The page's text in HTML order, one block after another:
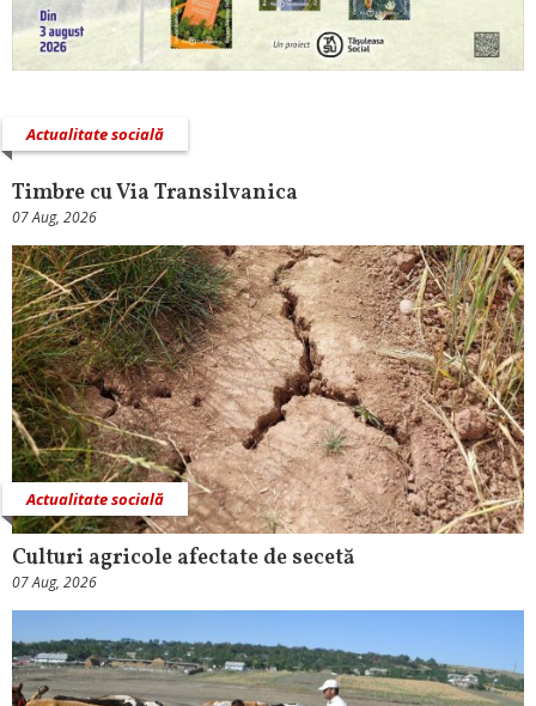
Actualitate socială
Timbre cu Via Transilvanica
07 Aug, 2026
Actualitate socială
Culturi agricole afectate de secetă
07 Aug, 2026